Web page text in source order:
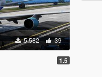
5.582 39
1.5